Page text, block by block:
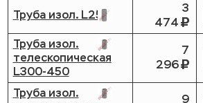
Труба изол. L250
3
474
Труба изол.
телескопическая
L300-450
7
296
Труба изол.
9